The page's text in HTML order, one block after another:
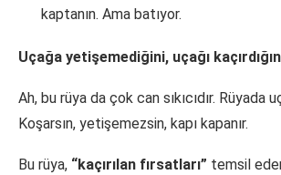
kaptanın. Ama batıyor.
Uçağa yetişemediğini, uçağı
Ah, bu rüya da çok can sıkıcıdır. Rüyada
Koşarsın, yetişemezsin, kapı kapanır.
Bu rüya, “kaçırılan fırsatları” temsil